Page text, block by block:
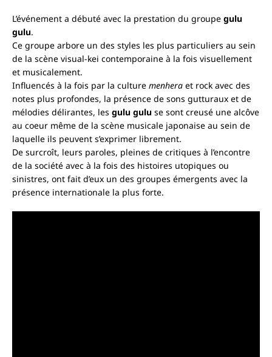
L’événement a débuté avec la prestation du groupe gulu
gulu.
Ce groupe arbore un des styles les plus particuliers au sein
de la scène visual-kei contemporaine à la fois visuellement
et musicalement.
Influencés à la fois par la culture menhera et rock avec des
notes plus profondes, la présence de sons gutturaux et de
mélodies délirantes, les gulu gulu se sont creusé une alcôve
au coeur même de la scène musicale japonaise au sein de
laquelle ils peuvent s’exprimer librement.
De surcroît, leurs paroles, pleines de critiques à l’encontre
de la société avec à la fois des histoires utopiques ou
sinistres, ont fait d’eux un des groupes émergents avec la
présence internationale la plus forte.